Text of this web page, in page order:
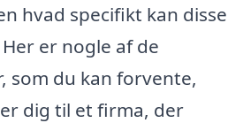
hvad specifikt kan disse
er nogle af de
som du kan forvente,
dig til et firma, der